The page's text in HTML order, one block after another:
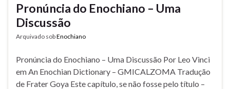
Pronúncia do Enochiano – Uma
Discussão
Arquivado sobEnochiano
Pronúncia do Enochiano – Uma Discussão Por Leo Vinci
em An Enochian Dictionary – GMICALZOMA Tradução
de Frater Goya Este capítulo, se não fosse pelo título –